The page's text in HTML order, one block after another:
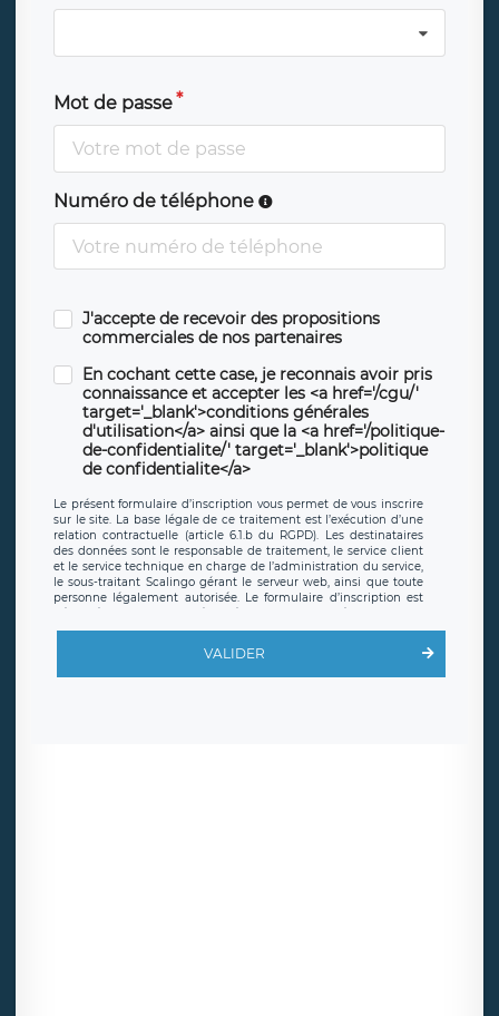
Mot de passe
Numéro de téléphone
J'accepte de recevoir des propositions
commerciales de nos partenaires
En cochant cette case, je reconnais avoir pris
connaissance et accepter les <a href='/cgu/'
target='_blank'>conditions générales
d'utilisation</a> ainsi que la <a href='/politique-
de-confidentialite/' target='_blank'>politique
de confidentialite</a>
Le présent formulaire d’inscription vous permet de vous inscrire
sur le site. La base légale de ce traitement est l’exécution d’une
relation contractuelle (article 6.1.b du RGPD). Les destinataires
des données sont le responsable de traitement, le service client
et le service technique en charge de l’administration du service,
le sous-traitant Scalingo gérant le serveur web, ainsi que toute
personne légalement autorisée. Le formulaire d’inscription est
offrant desclauses de protection conformes au RGPD. Les
en sollicite la suppression, étant entendu que vous pouvez
demander la suppression de vos données et retirer votre
VALIDER